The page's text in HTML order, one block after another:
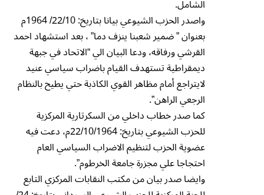
الشامل.
واصدر الحزب الشيوعي بيانا بتاريخ: 22/10/ 1964م
بعنوان ” ضمير شعبنا ينزف دما” ، بعد استشهاد احمد
القرشي ورفاقه، ودعا البيان الي “الاتحاد في جبهة
ديمقراطية تستهدف القيام باضراب سياسي عنيد
لايتراجع أمام مظاهر القوي الكاذبة حتي يطيح بالنظام
الرجعي الراهن”.
كما صدر خطاب داخلي من السكرتارية المركزية
للحزب الشيوعي بتاريخ: 22/10/1964م، دعت فيه
عضوية الحزب لتنظيم الاضراب السياسي العام
احتجاجا علي مجزرة جامعة الخرطوم”.
وايضا صدر بيان من مكتب النقابات المركزي التابع